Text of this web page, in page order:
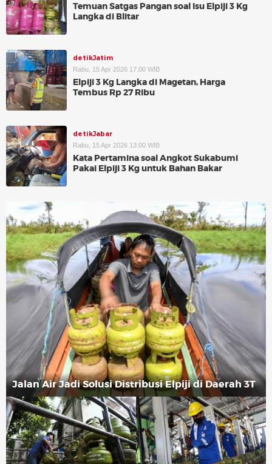
Temuan Satgas Pangan soal Isu Elpiji 3 Kg
Langka di Blitar
detikJatim
Rabu, 15 Apr 2026 17:00 WIB
Elpiji 3 Kg Langka di Magetan, Harga
Tembus Rp 27 Ribu
detikJabar
Rabu, 15 Apr 2026 13:00 WIB
Kata Pertamina soal Angkot Sukabumi
Pakai Elpiji 3 Kg untuk Bahan Bakar
Jalan Air Jadi Solusi Distribusi Elpiji di Daerah 3T